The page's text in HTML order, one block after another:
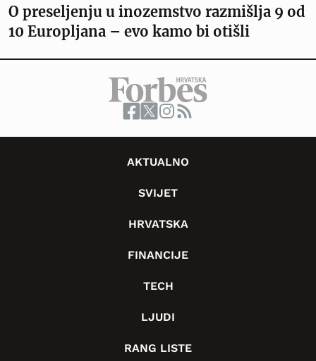
O preseljenju u inozemstvo razmišlja 9 od
10 Europljana – evo kamo bi otišli
AKTUALNO
SVIJET
HRVATSKA
FINANCIJE
TECH
LJUDI
RANG LISTE